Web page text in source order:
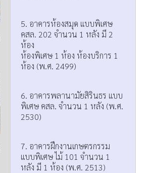
5. อาคารห้องสมุด แบบพิเศษ
คสล. 202 จำนวน 1 หลัง มี 2
ห้อง
ห้องพิเศษ 1 ห้อง ห้องบริการ 1
ห้อง (พ.ศ. 2499)
6. อาคารพลานามัยสิรินธร แบบ
พิเศษ คสล. จำนวน 1 หลัง (พ.ศ.
2530)
7. อาคารฝึกงานเกษตรกรรม
แบบพิเศษ ไม้ 101 จำนวน 1
หลัง มี 1 ห้อง (พ.ศ. 2513)